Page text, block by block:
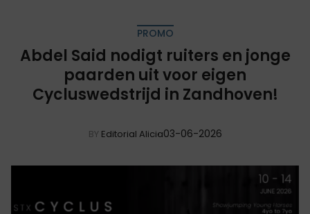
PROMO
Abdel Said nodigt ruiters en jonge
paarden uit voor eigen
Cycluswedstrijd in Zandhoven!
BY Editorial Alicia03-06-2026